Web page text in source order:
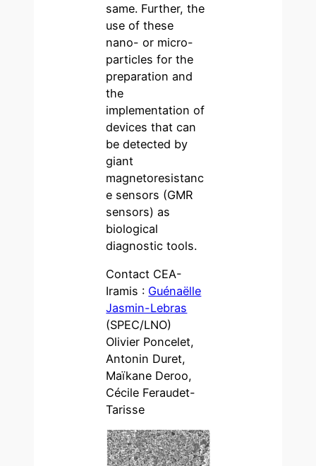
same. Further, the
use of these
nano- or micro-
particles for the
preparation and
the
implementation of
devices that can
be detected by
giant
magnetoresistanc
e sensors (GMR
sensors) as
biological
diagnostic tools.
Contact CEA-
Iramis : Guénaëlle
Jasmin-Lebras
(SPEC/LNO)
Olivier Poncelet,
Antonin Duret,
Maïkane Deroo,
Cécile Feraudet-
Tarisse